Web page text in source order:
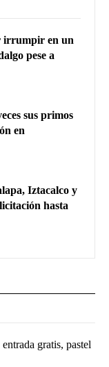
irrumpir en un
pese a
sus primos
en
Iztacalco y
hasta
gratis, pastel